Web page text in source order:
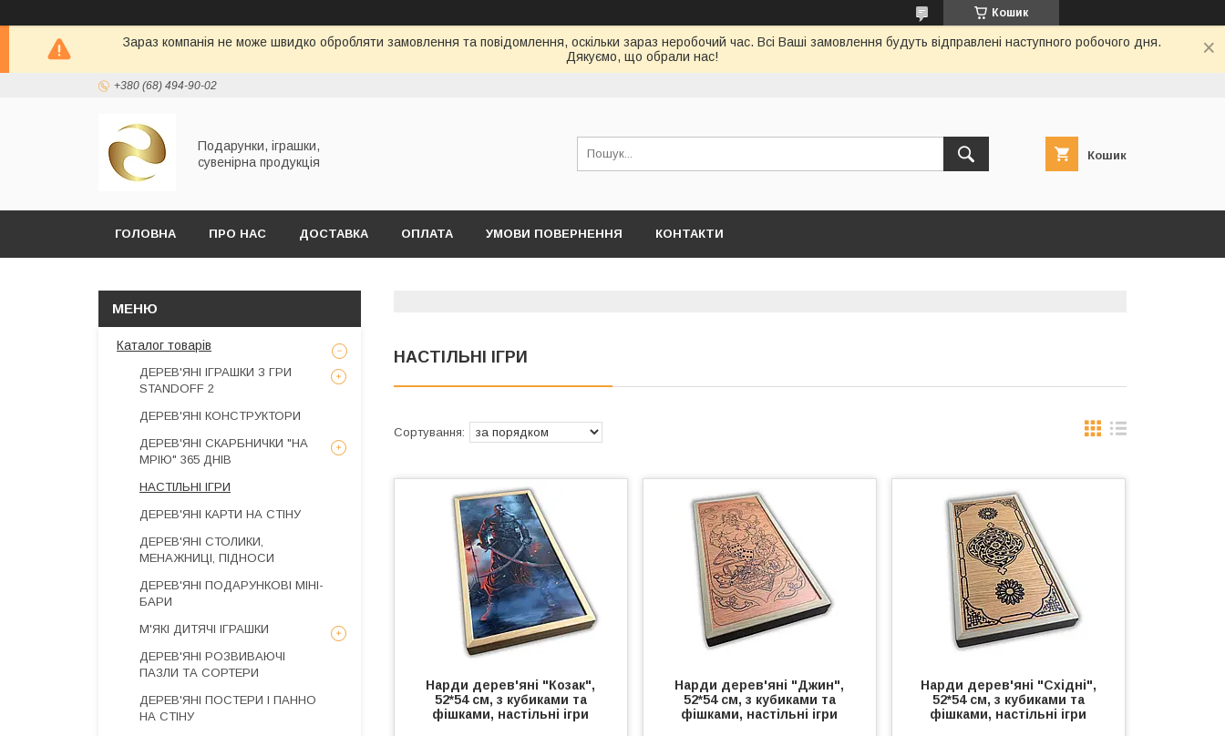
Кошик
Зараз компанія не може швидко обробляти замовлення та повідомлення, оскільки зараз неробочий час. Всі Ваші замовлення будуть відправлені наступного робочого дня.
Дякуємо, що обрали нас!
+380 (68) 494-90-02
Подарунки, іграшки,
сувенірна продукція
Кошик
ГОЛОВНА ПРО НАС ДОСТАВКА ОПЛАТА УМОВИ ПОВЕРНЕННЯ КОНТАКТИ
НАСТІЛЬНІ ІГРИ
Нарди дерев'яні "Козак",
52*54 см, з кубиками та
фішками, настільні ігри
Нарди дерев'яні "Джин",
52*54 см, з кубиками та
фішками, настільні ігри
Нарди дерев'яні "Східні",
52*54 см, з кубиками та
фішками, настільні ігри
Каталог товарів
ДЕРЕВ'ЯНІ ІГРАШКИ З ГРИ
STANDOFF 2
ДЕРЕВ'ЯНІ КОНСТРУКТОРИ
ДЕРЕВ'ЯНІ СКАРБНИЧКИ "НА
МРІЮ" 365 ДНІВ
НАСТІЛЬНІ ІГРИ
ДЕРЕВ'ЯНІ КАРТИ НА СТІНУ
ДЕРЕВ'ЯНІ СТОЛИКИ,
МЕНАЖНИЦІ, ПІДНОСИ
ДЕРЕВ'ЯНІ ПОДАРУНКОВІ МІНІ-
БАРИ
М'ЯКІ ДИТЯЧІ ІГРАШКИ
ДЕРЕВ'ЯНІ РОЗВИВАЮЧІ
ПАЗЛИ ТА СОРТЕРИ
ДЕРЕВ'ЯНІ ПОСТЕРИ І ПАННО
НА СТІНУ